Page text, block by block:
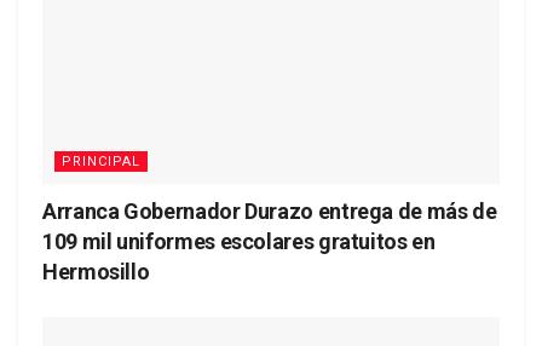
PRINCIPAL
Arranca Gobernador Durazo entrega de más de
109 mil uniformes escolares gratuitos en
Hermosillo